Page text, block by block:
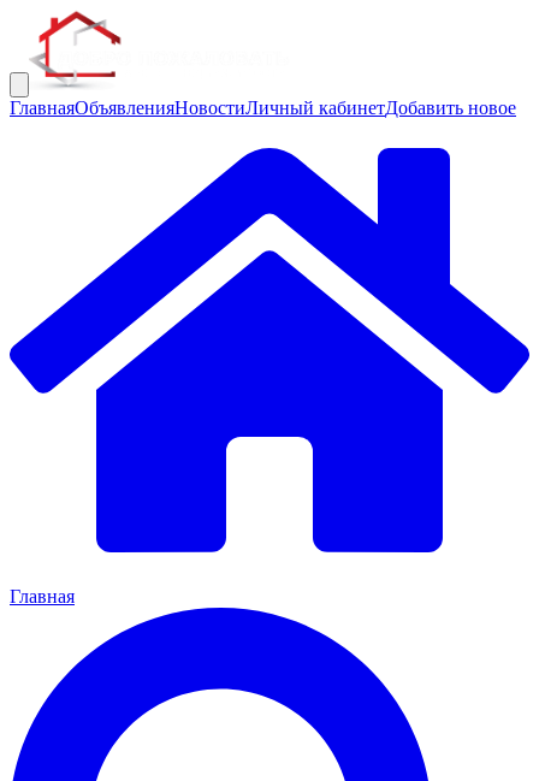
ГлавнаяОбъявленияНовостиЛичный кабинетДобавить новое
Главная